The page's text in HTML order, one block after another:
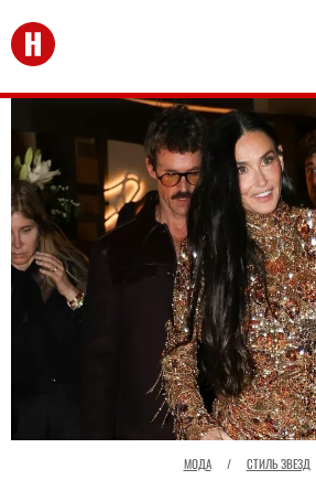
Перейти на главную
МОДА / СТИЛЬ ЗВЕЗД